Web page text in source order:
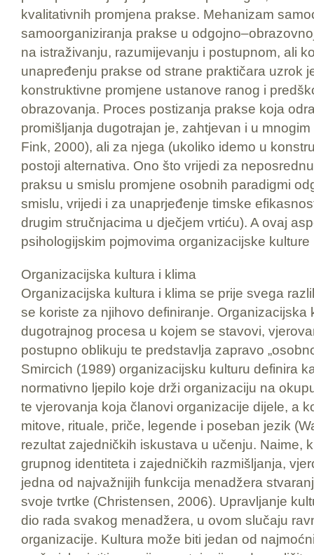
kvalitativnih promjena prakse. Mehanizam
samoorganiziranja prakse u
na istraživanju, razumijevanju i postupnom, ali
unapređenju prakse od strane praktičara uzrok
konstruktivne promjene ustanove ranog i
obrazovanja. Proces postizanja prakse koja
promišljanja dugotrajan je, zahtjevan i u
Fink, 2000), ali za njega (ukoliko idemo u
postoji alternativa. Ono što vrijedi za
praksu u smislu promjene osobnih paradigmi
smislu, vrijedi i za unaprjeđenje timske
drugim stručnjacima u dječjem vrtiću). A ovaj
psihologijskim pojmovima organizacijske
Organizacijska kultura i klima
Organizacijska kultura i klima se prije svega
se koriste za njihovo definiranje. Organizacijska
dugotrajnog procesa u kojem se stavovi,
postupno oblikuju te predstavlja zapravo
Smircich (1989) organizacijsku kulturu definira
normativno ljepilo koje drži organizaciju na
te vjerovanja koja članovi organizacije dijele, a
mitove, rituale, priče, legende i poseban jezik
rezultat zajedničkih iskustava u učenju. Naime,
grupnog identiteta i zajedničkih razmišljanja,
jedna od najvažnijih funkcija menadžera
svoje tvrtke (Christensen, 2006). Upravljanje
dio rada svakog menadžera, u ovom slučaju
organizacije. Kultura može biti jedan od